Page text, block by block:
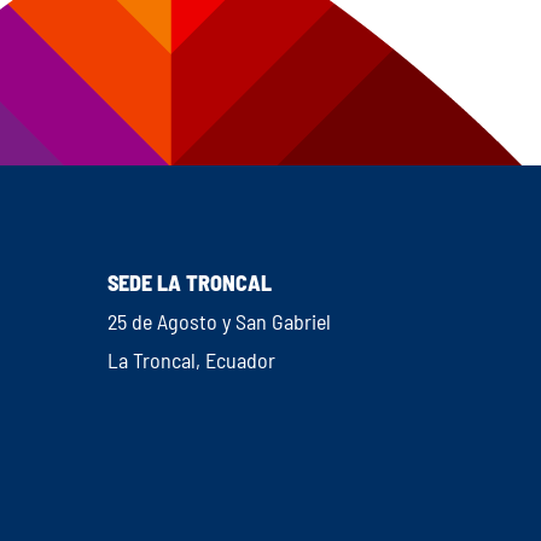
SEDE LA TRONCAL
25 de Agosto y San Gabriel
La Troncal, Ecuador